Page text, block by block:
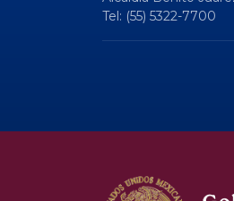
Tel: (55) 5322-7700